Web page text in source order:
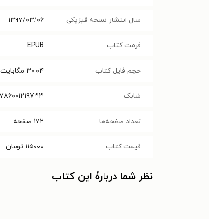
سال انتشار نسخه فیزیکی ۱۳۹۷/۰۳/۰۶
فرمت کتاب EPUB
حجم فایل کتاب ۳۰.۰۴ مگابایت
شابک
تعداد صفحه‌ها ۱۷۲ صفحه
قیمت کتاب ۱۱۵۰۰۰ تومان
نظر شما دربارهٔ این کتاب